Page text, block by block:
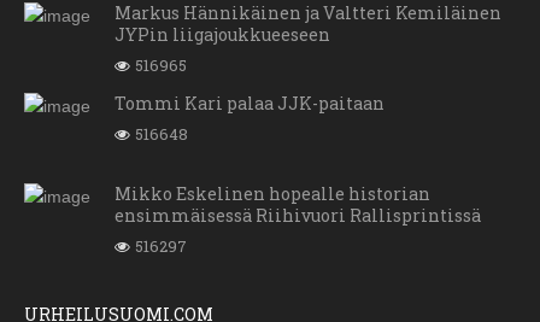
Markus Hännikäinen ja Valtteri Kemiläinen
JYPin liigajoukkueeseen
516965
Tommi Kari palaa JJK-paitaan
516648
Mikko Eskelinen hopealle historian
ensimmäisessä Riihivuori Rallisprintissä
516297
URHEILUSUOMI.COM